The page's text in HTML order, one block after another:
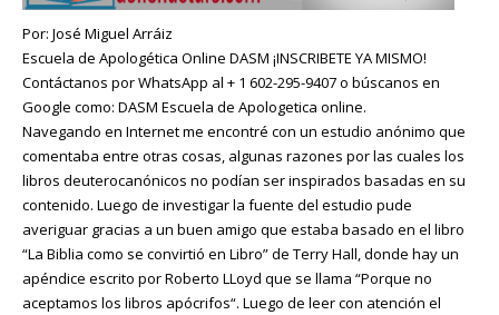
Por: José Miguel Arráiz
Escuela de Apologética Online DASM ¡INSCRIBETE YA MISMO!
Contáctanos por WhatsApp al + 1 602-295-9407 o búscanos en
Google como: DASM Escuela de Apologetica online.
Navegando en Internet me encontré con un estudio anónimo que
comentaba entre otras cosas, algunas razones por las cuales los
libros deuterocanónicos no podían ser inspirados basadas en su
contenido. Luego de investigar la fuente del estudio pude
averiguar gracias a un buen amigo que estaba basado en el libro
“La Biblia como se convirtió en Libro” de Terry Hall, donde hay un
apéndice escrito por Roberto LLoyd que se llama “Porque no
aceptamos los libros apócrifos“. Luego de leer con atención el